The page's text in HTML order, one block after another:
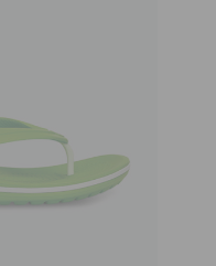
كروكس لمكان العمل